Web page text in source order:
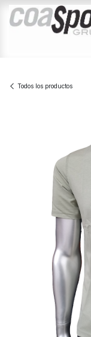
Ir al contenido
Todos los productos